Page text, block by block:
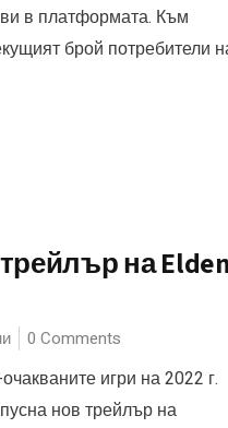
в платформата. Към
брой потребители
на Elden
0 Comments
игри на 2022 г.
нов трейлър на